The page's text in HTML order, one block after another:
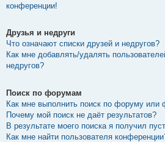
конференции!
Друзья и недруги
Что означают списки друзей и недругов?
Как мне добавлять/удалять
недругов?
Поиск по форумам
Как мне выполнить поиск по форуму или
Почему мой поиск не даёт результатов?
В результате моего поиска я получил
Как мне найти пользователя